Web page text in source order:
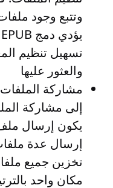
تسهيل تنظيم
والعثور عليها
مشاركة
إلى مشاركة
مكان واحد